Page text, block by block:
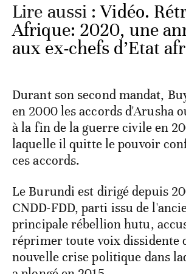
Lire aussi :Vidéo.
Afrique: 2020, une
aux ex-chefs d’Etat
Durant son second mandat,
en 2000 les accords d'Arusha
à la fin de la guerre civile en
laquelle il quitte le pouvoir
ces accords.
Le Burundi est dirigé depuis
CNDD-FDD, parti issu de
principale rébellion hutu,
réprimer toute voix dissidente
nouvelle crise politique dans